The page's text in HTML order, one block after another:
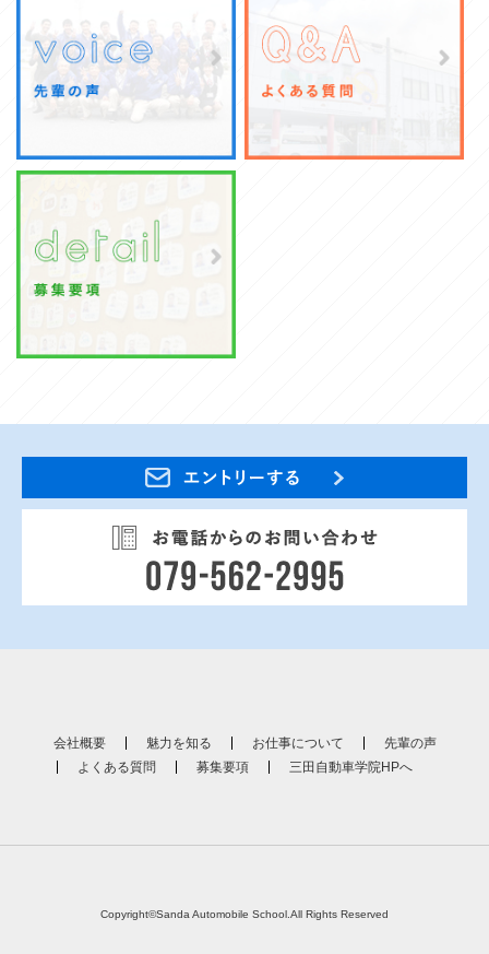
会社概要 魅力を知る お仕事について
先輩の声
よくある質問
募集要項 三田自動車学院HPへ
Copyright©Sanda Automobile School.All Rights Reserved